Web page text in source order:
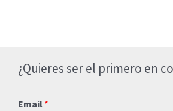
¿Quieres ser el primero en
Email *